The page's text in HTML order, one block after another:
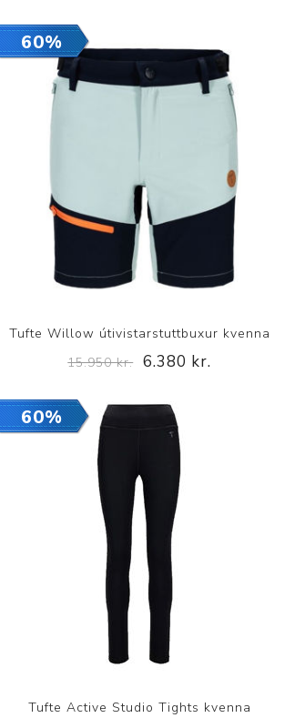
60%
Tufte Willow útivistarstuttbuxur kvenna
15.950 kr. 6.380 kr.
60%
Tufte Active Studio Tights kvenna